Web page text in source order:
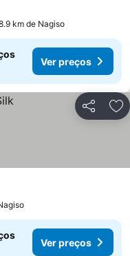
km de Nagiso
Ver preços
Partilhar
Ver preços